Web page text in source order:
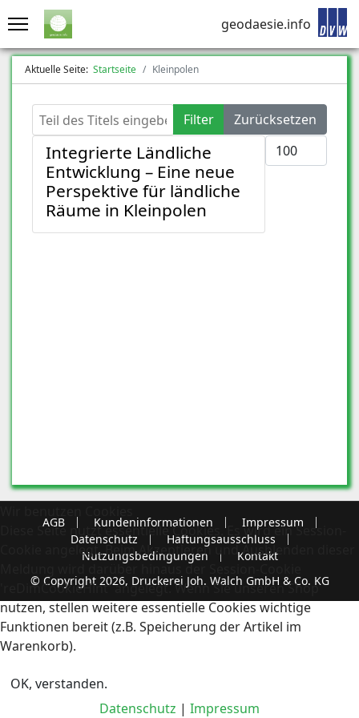
geodaesie.info
Aktuelle Seite: Startseite Kleinpolen
Teil des Titels eingeben Filter
Zurücksetzen
Anzeige #
Integrierte Ländliche
Entwicklung – Eine neue
Perspektive für ländliche
Räume in Kleinpolen
AGB Kundeninformationen
Impressum
Datenschutz
Haftungsausschluss
Nutzungsbedingungen
Kontakt
© Copyright 2026, Druckerei Joh. Walch GmbH & Co. KG
Diese Seite nutzt essentielle Cookies. Es wird ein Session-
Cookie angelegt. Beim Akzeptieren und Ausblenden dieser
Meldung wird darüber hinaus der Session-Cookie
'reDimCookieHint' angelegt. Wenn Sie unseren Shop
nutzen, stellen weitere essentielle Cookies wichtige
Funktionen bereit (z.B. Speicherung der Artikel im
Warenkorb).
OK, verstanden.
Datenschutz | Impressum